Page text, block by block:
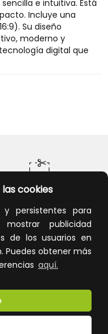
cookies
y persistentes para
publicidad
de los usuarios en
Puedes obtener más
aquí.
e intuitiva. Está
Incluye una
Su diseño
moderno y
digital que
Pago seguro